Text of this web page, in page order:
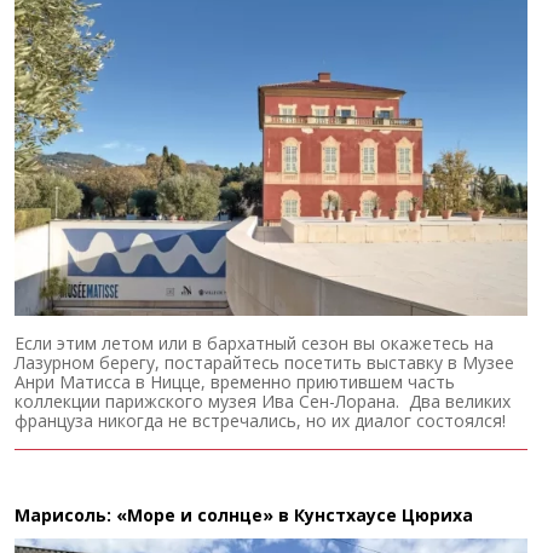
Если этим летом или в бархатный сезон вы окажетесь на
Лазурном берегу, постарайтесь посетить выставку в Музее
Анри Матисса в Ницце, временно приютившем часть
коллекции парижского музея Ива Сен-Лорана. Два великих
француза никогда не встречались, но их диалог состоялся!
Марисоль: «Море и солнце» в Кунстхаусе Цюриха